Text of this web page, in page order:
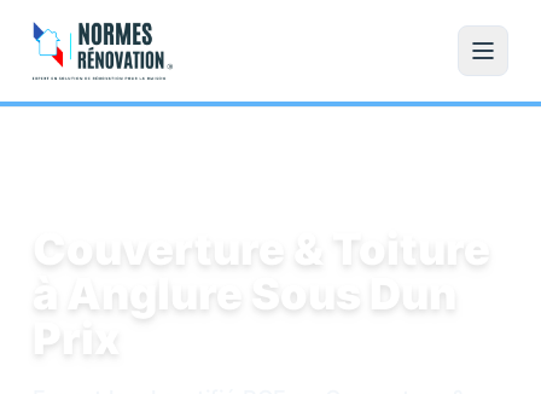
Couverture & Toiture
à Anglure Sous Dun
Prix